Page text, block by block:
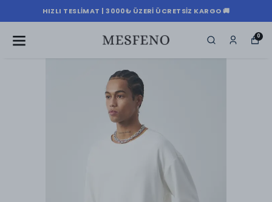
HIZLI TESLIMAT | 3000₺ ÜZERI ÜCRETSIZ KARGO 🚚
0